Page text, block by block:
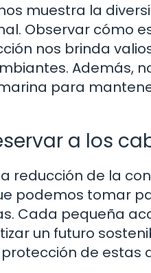
muestra la
Observar cómo
nos brinda
Además,
para
a los
reducción de la
podemos tomar
Cada pequeña
un futuro
de estas